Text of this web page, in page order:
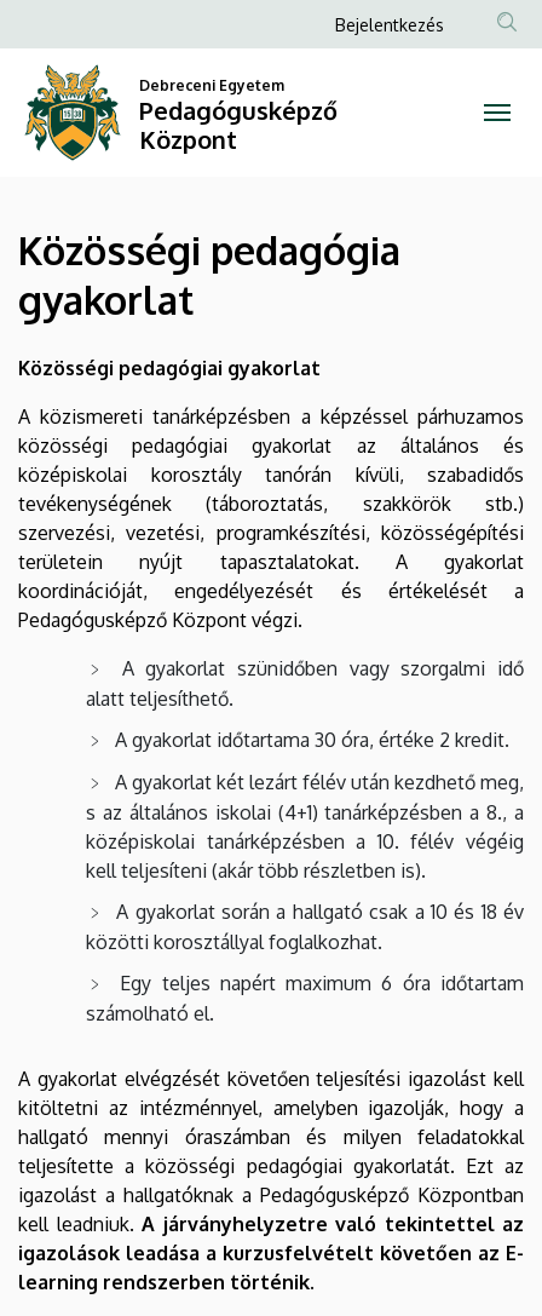
pedagógia
gyakorlat
Pedagógusképző
Központ
a
tartalomra
Anonim
fiók
menüje
Bejelentkezés
Debreceni Egyetem
Pedagógusképző
Központ
Közösségi pedagógia
gyakorlat
Közösségi pedagógiai gyakorlat
A közismereti tanárképzésben a képzéssel párhuzamos
közösségi pedagógiai gyakorlat az általános és
középiskolai korosztály tanórán kívüli, szabadidős
tevékenységének (táboroztatás, szakkörök stb.)
szervezési, vezetési, programkészítési, közösségépítési
területein nyújt tapasztalatokat. A gyakorlat
koordinációját, engedélyezését és értékelését a
Pedagógusképző Központ végzi.
A gyakorlat szünidőben vagy szorgalmi idő
alatt teljesíthető.
A gyakorlat időtartama 30 óra, értéke 2 kredit.
A gyakorlat két lezárt félév után kezdhető meg,
s az általános iskolai (4+1) tanárképzésben a 8., a
középiskolai tanárképzésben a 10. félév végéig
kell teljesíteni (akár több részletben is).
A gyakorlat során a hallgató csak a 10 és 18 év
közötti korosztállyal foglalkozhat.
Egy teljes napért maximum 6 óra időtartam
számolható el.
A gyakorlat elvégzését követően teljesítési igazolást kell
kitöltetni az intézménnyel, amelyben igazolják, hogy a
hallgató mennyi óraszámban és milyen feladatokkal
teljesítette a közösségi pedagógiai gyakorlatát. Ezt az
igazolást a hallgatóknak a Pedagógusképző Központban
kell leadniuk. A járványhelyzetre való tekintettel az
igazolások leadása a kurzusfelvételt követően az E-
learning rendszerben történik.